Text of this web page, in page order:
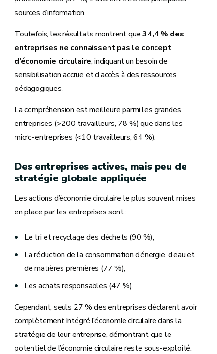
sources d’information.
Toutefois, les résultats montrent que34,4 % des
entreprises ne connaissent pas le concept
d’économie circulaire, indiquant un besoin de
sensibilisation accrue et d’accès à des ressources
pédagogiques.
La compréhension est meilleure parmi les grandes
entreprises (>200 travailleurs, 78 %) que dans les
micro-entreprises (<10 travailleurs, 64 %).
Des entreprises actives, mais peu de
stratégie globale appliquée
Les actions d’économie circulaire le plus souvent mises
en place par les entreprises sont :
Le tri et recyclage des déchets (90 %),
La réduction de la consommation d’énergie, d’eau et
de matières premières (77 %),
Les achats responsables (47 %).
Cependant, seuls 27 % des entreprises déclarent avoir
complètement intégré l’économie circulaire dans la
stratégie de leur entreprise, démontrant que le
potentiel de l’économie circulaire reste sous-exploité.